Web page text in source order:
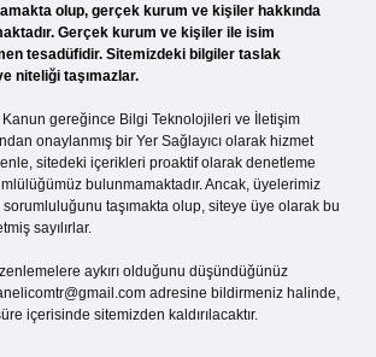
olup, gerçek kurum ve kişiler hakkında
Gerçek kurum ve kişiler ile isim
tesadüfidir. Sitemizdeki bilgiler taslak
niteliği taşımazlar.
Kanun gereğince Bilgi Teknolojileri ve İletişim
onaylanmış bir Yer Sağlayıcı olarak hizmet
sitedeki içerikleri proaktif olarak denetleme
bulunmamaktadır. Ancak, üyelerimiz
sorumluluğunu taşımakta olup, siteye üye olarak bu
sayılırlar.
aykırı olduğunu düşündüğünüz
adresine bildirmeniz halinde,
içerisinde sitemizden kaldırılacaktır.